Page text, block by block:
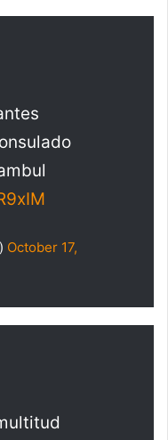
October 17,